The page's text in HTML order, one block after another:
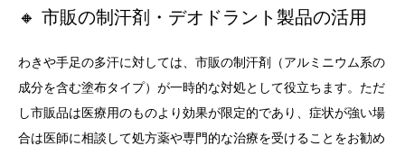
🔸 市販の制汗剤・デオドラント製品の活用
わきや手足の多汗に対しては、市販の制汗剤（アルミニウム系の
成分を含む塗布タイプ）が一時的な対処として役立ちます。ただ
し市販品は医療用のものより効果が限定的であり、症状が強い場
合は医師に相談して処方薬や専門的な治療を受けることをお勧め